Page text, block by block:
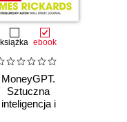
książka ebook
MoneyGPT.
Sztuczna
inteligencja i